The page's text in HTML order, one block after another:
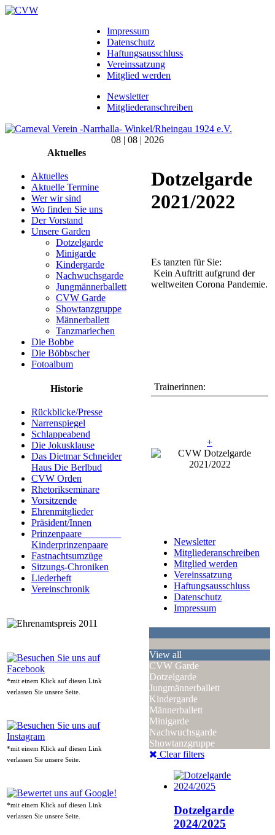
Impressum
Datenschutz
Haftungsausschluss
Vereinssatzung
Mitglied werden
Newsletter
Mitgliederanschreiben
08 | 08 | 2026
Aktuelles
Aktuelles
Aktuelle Termine
Wer wir sind
Wo finden Sie uns
Der Vorstand
Unsere Garden
Dotzelgarde
Minigarde
Kindergarde
Nachwuchsgarde
Jungmännerballett
CVW Garde
Showtanzgruppe
Männerballett
Tanzmariechen
Die Bobbe
Die Böbbscher
Fotoalbum
Historie
Rückblicke/Presse
Narrenspiegel
Schlappeabend
Die Jokusklause
Das Dietmar Schneider
Haus Die Berlbud
CVW Orden
Rhetorikseminare
Vorsitzende
Ehrenmitglieder
Präsident/Innen
Prinzenpaare
Kinderprinzenpaare
Fastnachtsumzüge
Sitzungs-Chroniken
Liederheft
Vereinschronik
*mit einem Klick auf diesen Link
verlassen Sie unsere Seite.
*mit einem Klick auf diesen Link
verlassen Sie unsere Seite.
*mit einem Klick auf diesen Link
verlassen Sie unsere Seite.
Dotzelgarde
2021/2022
Es tanzten für Sie:
Kein Auftritt aufgrund der
weltweiten Corona Pandemie.
Trainerinnen:
+
Newsletter
Mitgliederanschreiben
Mitglied werden
Vereinssatzung
Haftungsausschluss
Datenschutz
Impressum
View all
CVW Garde
Dotzelgarde
Jungmännerballett
Kindergarde
Männerballett
Minigarde
Nachwuchsgarde
Showtanzgruppe
Clear filters
Dotzelgarde
2024/2025